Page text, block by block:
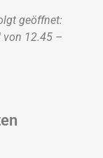
geöffnet:
von 12.45 –